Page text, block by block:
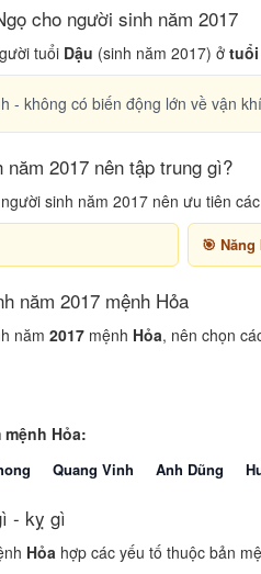
cho người sinh năm 2017
tuổi Dậu (sinh năm 2017) ở tuổi
- không có biến động lớn về vận
2017 nên tập trung gì?
sinh năm 2017 nên ưu tiên
năm 2017 mệnh Hỏa
năm 2017 mệnh Hỏa, nên chọn
Hỏa:
Quang Vinh Anh Dũng
- kỵ gì
Hỏa hợp các yếu tố thuộc bản